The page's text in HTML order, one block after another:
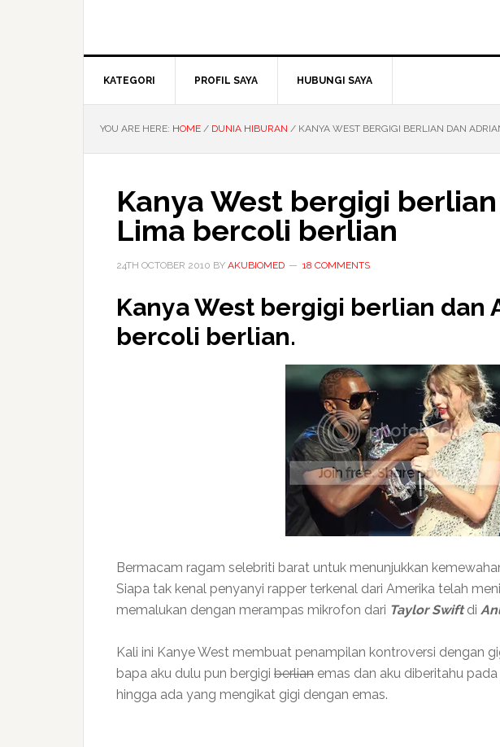
KATEGORI PROFIL SAYA HUBUNGI SAYA
YOU ARE HERE: HOME / DUNIA HIBURAN / KANYA WEST BERGIGI BERLIAN DAN
Kanya West bergigi
Lima bercoli berlian
24TH OCTOBER 2010 BY AKUBIOMED 18 COMMENTS
Kanya West bergigi berlian dan
bercoli berlian.
Bermacam ragam selebriti barat untuk menunjukkan
Siapa tak kenal penyanyi rapper terkenal dari Amerika telah
memalukan dengan merampas mikrofon dari Taylor Swiftdi
Kali ini Kanye West membuat penampilan kontroversi dengan
bapa aku dulu pun bergigi berlian emas dan aku diberitahu
hingga ada yang mengikat gigi dengan emas.